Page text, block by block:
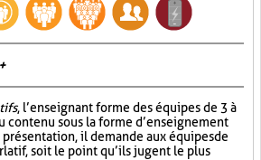
, l’enseignant forme des équipes de 3 à
contenu sous la forme d’enseignement
il demande aux équipes de
soit le point qu’ils jugent le plus